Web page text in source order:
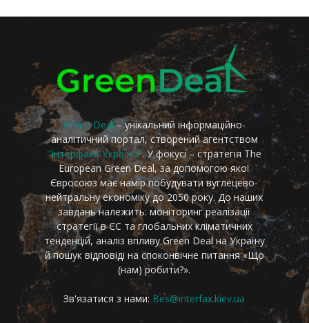
Green Deal– унікальний інформаційно-
аналітичний портал, створений агентством
"Інтерфакс-Україна". У фокусі – стратегія The
European Green Deal, за допомогою якої
Євросоюз має намір побудувати вуглецево-
нейтральну економіку до 2050 року. До наших
завдань належить: моніторинг реалізації
стратегії в ЄС та глобальних кліматичних
тенденцій, аналіз впливу Green Deal на Україну
й пошук відповіді на споконвічне питання «Що
(нам) робити?».
Зв'язатися з нами: Bes@interfax.kiev.ua